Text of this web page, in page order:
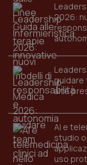
2026:
guidare
alte
AI e
studio
uso